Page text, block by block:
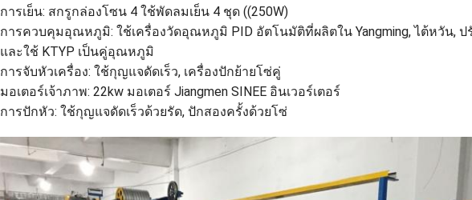
การเย็น: สกรูกล่องโซน 4 ใช้พัดลมเย็น 4 ชุด ((250W)
การควบคุมอุณหภูมิ: ใช้เครื่องวัดอุณหภูมิ PID อัตโนมัติที่ผลิตใน Yangming, ไต้หวัน, ป
และใช้ KTYP เป็นคู่อุณหภูมิ
การจับหัวเครื่อง: ใช้กุญแจดัดเร็ว, เครื่องปักย้ายโซ่คู่
มอเตอร์เจ้าภาพ: 22kw มอเตอร์ Jiangmen SINEE อินเวอร์เตอร์
การปักหัว: ใช้กุญแจดัดเร็วด้วยรัด, ปักสองครั้งด้วยโซ่